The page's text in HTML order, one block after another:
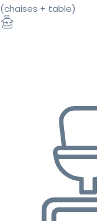
(chaises + table)